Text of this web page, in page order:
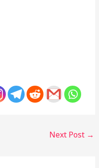
Next Post →